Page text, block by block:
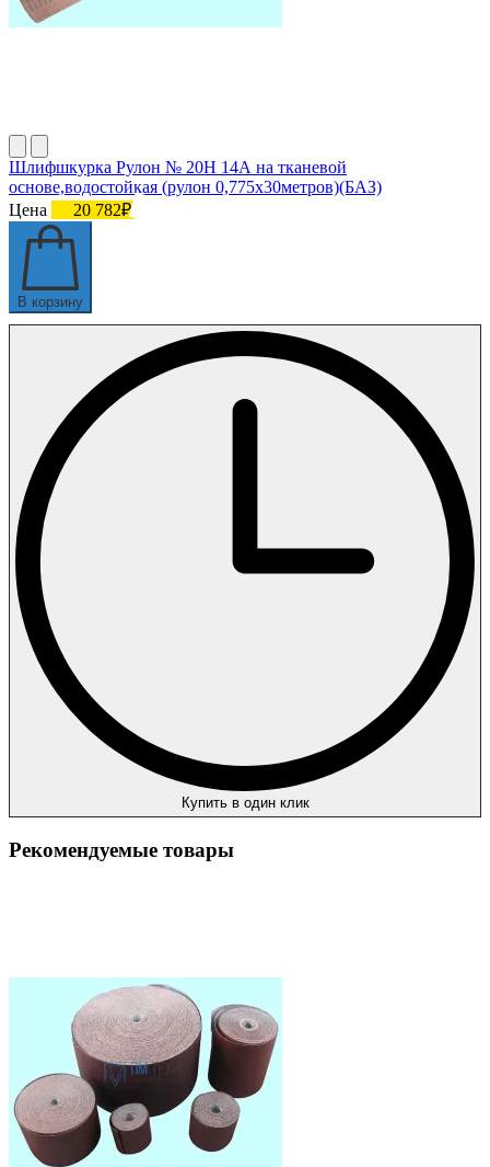
Шлифшкурка Рулон № 20Н 14А на тканевой
основе,водостойкая (рулон 0,775х30метров)(БАЗ)
Цена
20 782₽
В корзину
Купить в один клик
Рекомендуемые товары